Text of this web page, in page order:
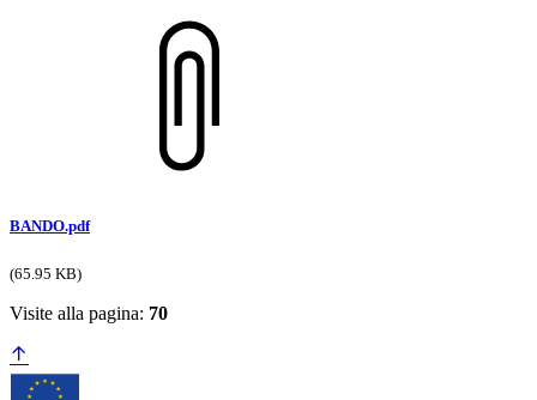
BANDO.pdf
(65.95 KB)
Visite alla pagina: 70